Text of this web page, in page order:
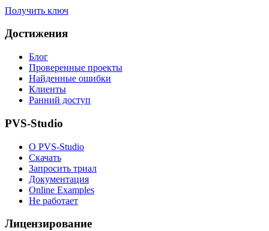
Получить ключ
Достижения
Блог
Проверенные проекты
Найденные ошибки
Клиенты
Ранний доступ
PVS-Studio
О PVS-Studio
Скачать
Запросить триал
Документация
Online Examples
Не работает
Лицензирование